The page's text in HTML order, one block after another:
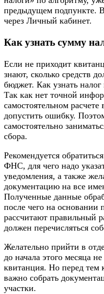
предыдущем подпункте.
через Личный кабинет.
Как узнать сумму
Если не приходит
знают, сколько средств
бюджет. Как узнать
Так как нет точной
самостоятельном расчете
допустить ошибку.
самостоятельно
сбора.
Рекомендуется
ФНС, для чего надо
уведомления, а также
документацию на все
Полученные данные
после чего на основании
рассчитают правильный
должен перечисляться
Желательно прийти в
до начала этого месяца
квитанция. Но перед тем
важно собрать
участки.